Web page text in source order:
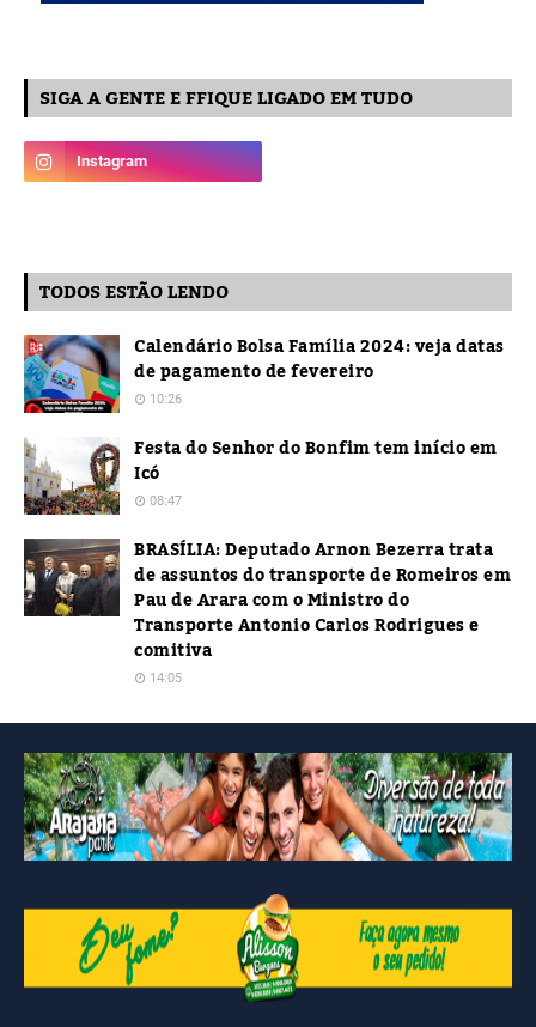
SIGA A GENTE E FFIQUE LIGADO EM TUDO
TODOS ESTÃO LENDO
Calendário Bolsa Família 2024: veja datas
de pagamento de fevereiro
10:26
Festa do Senhor do Bonfim tem início em
Icó
08:47
BRASÍLIA: Deputado Arnon Bezerra trata
de assuntos do transporte de Romeiros em
Pau de Arara com o Ministro do
Transporte Antonio Carlos Rodrigues e
comitiva
14:05